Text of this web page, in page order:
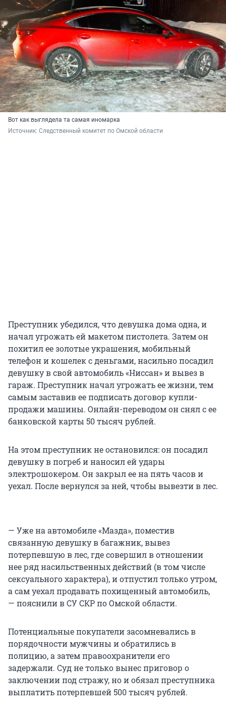
Вот как выглядела та самая иномарка
Источник: Следственный комитет по Омской области
Преступник убедился, что девушка дома одна, и
начал угрожать ей макетом пистолета. Затем он
похитил ее золотые украшения, мобильный
телефон и кошелек с деньгами, насильно посадил
девушку в свой автомобиль «Ниссан» и вывез в
гараж. Преступник начал угрожать ее жизни, тем
самым заставив ее подписать договор купли-
продажи машины. Онлайн-переводом он снял с ее
банковской карты 50 тысяч рублей.
На этом преступник не остановился: он посадил
девушку в погреб и наносил ей удары
электрошокером. Он закрыл ее на пять часов и
уехал. После вернулся за ней, чтобы вывезти в лес.
— Уже на автомобиле «Мазда», поместив
связанную девушку в багажник, вывез
потерпевшую в лес, где совершил в отношении
нее ряд насильственных действий (в том числе
сексуального характера), и отпустил только утром,
а сам уехал продавать похищенный автомобиль,
— пояснили в СУ СКР по Омской области.
Потенциальные покупатели засомневались в
порядочности мужчины и обратились в
полицию, а затем правоохранители его
задержали. Суд не только вынес приговор о
заключении под стражу, но и обязал преступника
выплатить потерпевшей 500 тысяч рублей.